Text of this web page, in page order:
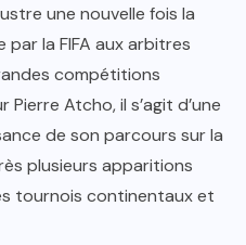
une nouvelle fois la
la FIFA aux arbitres
compétitions
Atcho, il s’agit d’une
de son parcours sur la
plusieurs apparitions
tournois continentaux et